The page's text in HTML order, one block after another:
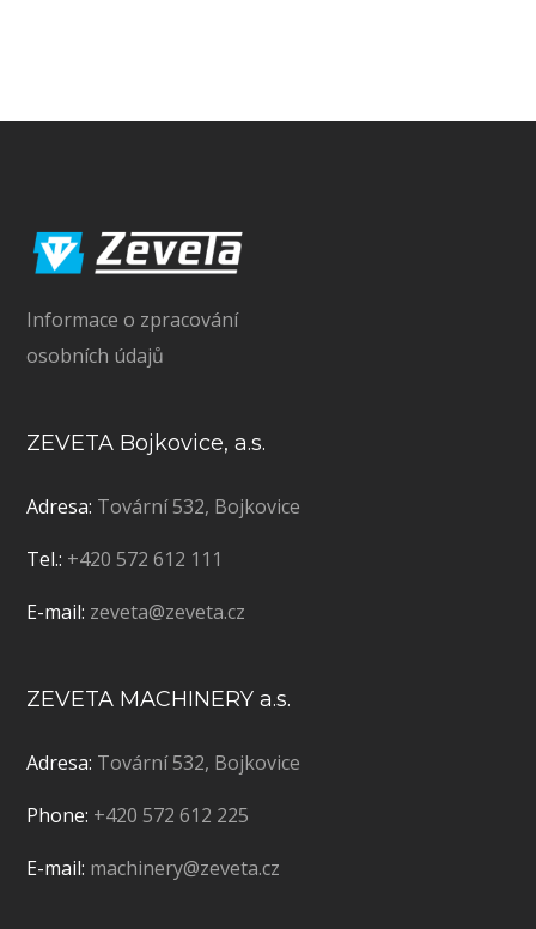
Informace o zpracování
osobních údajů
ZEVETA Bojkovice, a.s.
Adresa: Tovární 532, Bojkovice
Tel.: +420 572 612 111
E-mail: zeveta@zeveta.cz
ZEVETA MACHINERY a.s.
Adresa: Tovární 532, Bojkovice
Phone: +420 572 612 225
E-mail: machinery@zeveta.cz